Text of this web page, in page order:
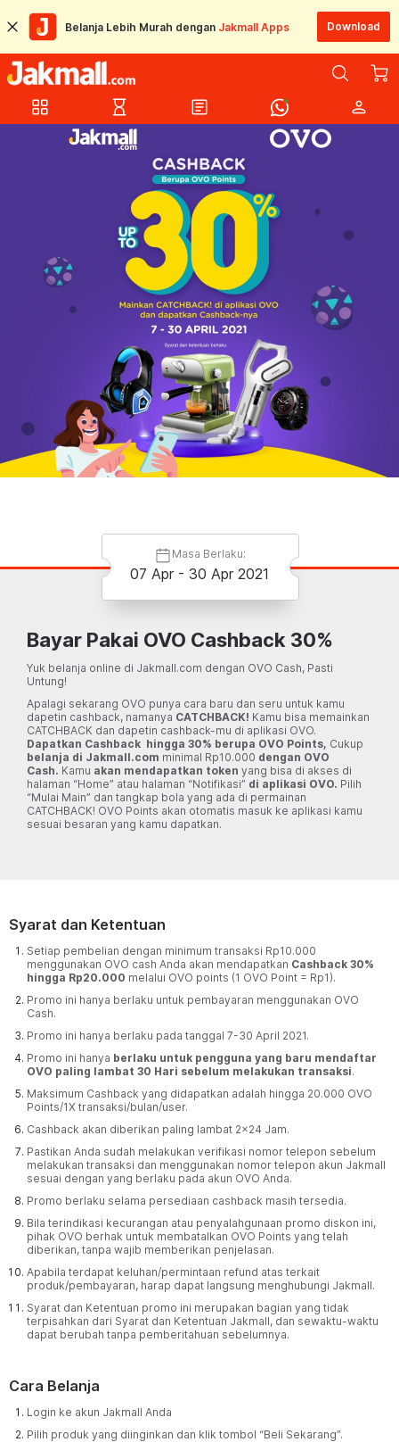
Belanja Lebih Murah dengan Jakmall Apps Download
grid_view hourglass_empty article person
Masa Berlaku:
07 Apr - 30 Apr 2021
Bayar Pakai OVO Cashback 30%
Yuk belanja online di Jakmall.com dengan OVO Cash, Pasti
Untung!
Apalagi sekarang OVO punya cara baru dan seru untuk kamu
dapetin cashback, namanya CATCHBACK! Kamu bisa memainkan
CATCHBACK dan dapetin cashback-mu di aplikasi OVO.
Dapatkan Cashback hingga 30% berupa OVO Points, Cukup
belanja di Jakmall.com minimal Rp10.000 dengan OVO
Cash. Kamu akan mendapatkan token yang bisa di akses di
halaman “Home” atau halaman “Notifikasi” di aplikasi OVO. Pilih
“Mulai Main” dan tangkap bola yang ada di permainan
CATCHBACK! OVO Points akan otomatis masuk ke aplikasi kamu
sesuai besaran yang kamu dapatkan.
Syarat dan Ketentuan
Setiap pembelian dengan minimum transaksi Rp10.000
menggunakan OVO cash Anda akan mendapatkan Cashback 30%
hingga Rp20.000 melalui OVO points (1 OVO Point = Rp1).
Promo ini hanya berlaku untuk pembayaran menggunakan OVO
Cash.
Promo ini hanya berlaku pada tanggal 7-30 April 2021.
Promo ini hanya berlaku untuk pengguna yang baru mendaftar
OVO paling lambat 30 Hari sebelum melakukan transaksi.
Maksimum Cashback yang didapatkan adalah hingga 20.000 OVO
Points/1X transaksi/bulan/user.
Cashback akan diberikan paling lambat 2x24 Jam.
Pastikan Anda sudah melakukan verifikasi nomor telepon sebelum
melakukan transaksi dan menggunakan nomor telepon akun Jakmall
sesuai dengan yang berlaku pada akun OVO Anda.
Promo berlaku selama persediaan cashback masih tersedia.
Bila terindikasi kecurangan atau penyalahgunaan promo diskon ini,
pihak OVO berhak untuk membatalkan OVO Points yang telah
diberikan, tanpa wajib memberikan penjelasan.
Apabila terdapat keluhan/permintaan refund atas terkait
produk/pembayaran, harap dapat langsung menghubungi Jakmall.
Syarat dan Ketentuan promo ini merupakan bagian yang tidak
terpisahkan dari Syarat dan Ketentuan Jakmall, dan sewaktu-waktu
dapat berubah tanpa pemberitahuan sebelumnya.
Cara Belanja
Login ke akun Jakmall Anda
Pilih produk yang diinginkan dan klik tombol “Beli Sekarang”.